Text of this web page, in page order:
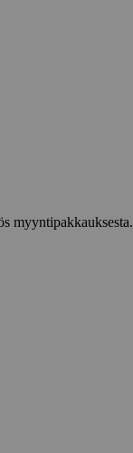
myyntipakkauksesta.